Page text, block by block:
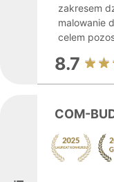
zakresem
malowanie
celem
8.7
COM-